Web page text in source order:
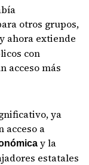
otros grupos,
ahora extiende
con
acceso más
ya
acceso a
y la
estatales